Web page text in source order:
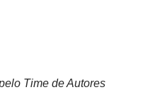
Time de Autores